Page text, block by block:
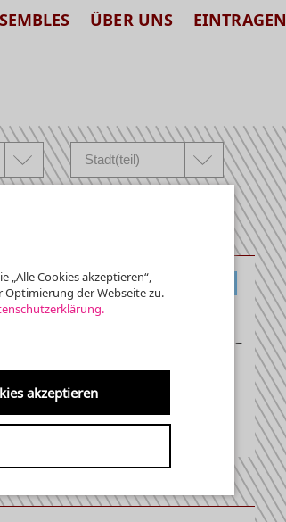
ÜBER UNS EINTRAGEN
KLASSIK, ALTE MUSIK
wurde die »Neue Kryptaorgel« –
Cookies akzeptieren“,
der Webseite zu.
akzeptieren